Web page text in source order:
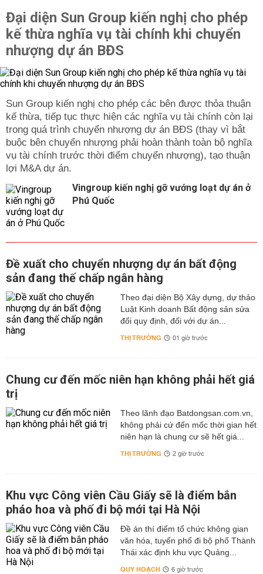
Đại diện Sun Group kiến nghị cho phép
kế thừa nghĩa vụ tài chính khi chuyển
nhượng dự án BĐS
Sun Group kiến nghị cho phép các bên được thỏa thuận
kế thừa, tiếp tục thực hiện các nghĩa vụ tài chính còn lại
trong quá trình chuyển nhượng dự án BĐS (thay vì bắt
buộc bên chuyển nhượng phải hoàn thành toàn bộ nghĩa
vụ tài chính trước thời điểm chuyển nhượng), tạo thuận
lợi M&A dự án.
Vingroup kiến nghị gỡ vướng loạt dự án ở
Phú Quốc
Đề xuất cho chuyển nhượng dự án bất động
sản đang thế chấp ngân hàng
Theo đại diện Bộ Xây dựng, dự thảo
Luật Kinh doanh Bất động sản sửa
đổi quy định, đối với dự án...
THỊ TRƯỜNG 01 giờ trước
Chung cư đến mốc niên hạn không phải hết giá
trị
Theo lãnh đạo Batdongsan.com.vn,
không phải cứ đến mốc thời gian hết
niên hạn là chung cư sẽ hết giá...
THỊ TRƯỜNG 2 giờ trước
Khu vực Công viên Cầu Giấy sẽ là điểm bắn
pháo hoa và phố đi bộ mới tại Hà Nội
Đề án thí điểm tổ chức không gian
văn hóa, tuyến phố đi bộ phố Thành
Thái xác định khu vực Quảng...
QUY HOẠCH 6 giờ trước